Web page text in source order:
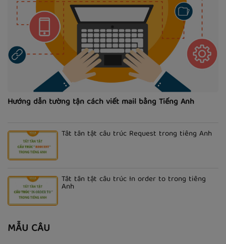
Hướng dẫn tường tận cách viết mail bằng Tiếng Anh
Tất tần tật cấu trúc Request trong tiếng Anh
Tất tần tật cấu trúc In order to trong tiếng
Anh
MẪU CÂU